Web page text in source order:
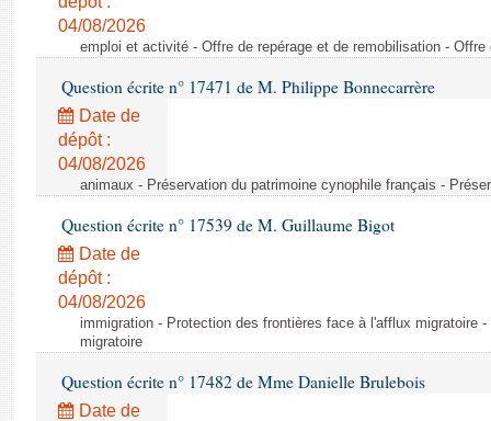
04/08/2026
emploi et activité - Offre de repérage et de remobilisation -
Question écrite n° 17471 de M. Philippe Bonnecarrère
Date de
dépôt :
04/08/2026
animaux - Préservation du patrimoine cynophile français -
Question écrite n° 17539 de M. Guillaume Bigot
Date de
dépôt :
04/08/2026
immigration - Protection des frontières face à l'afflux migratoire
migratoire
Question écrite n° 17482 de Mme Danielle Brulebois
Date de